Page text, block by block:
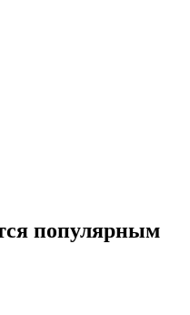
популярным